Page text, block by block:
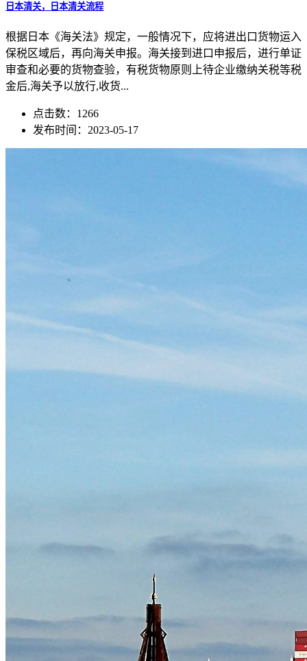
日本清关，日本清关流程
根据日本《海关法》规定，一般情况下，应将进出口货物运入
保税区域后，再向海关申报。海关接到进口申报后，进行单证
审查和必要的货物查验，有税货物原则上待企业缴纳关税等税
金后,海关予以放行,收货...
点击数：1266
发布时间：2023-05-17